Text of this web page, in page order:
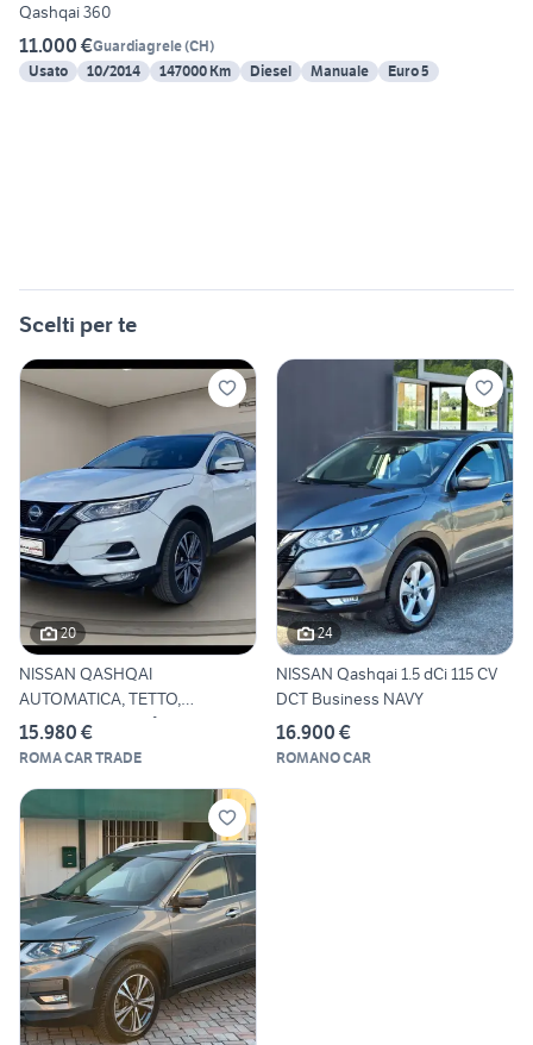
Qashqai 360
11.000 €Guardiagrele(CH)
Usato
10/2014 147000 Km Diesel Manuale Euro 5
Scelti per te
20
NISSAN QASHQAI
AUTOMATICA, TETTO,
TELECAMERE 360°,
15.980 €
ROMA CAR TRADE
24
NISSAN Qashqai 1.5 dCi 115 CV
DCT Business NAVY
16.900 €
ROMANO CAR